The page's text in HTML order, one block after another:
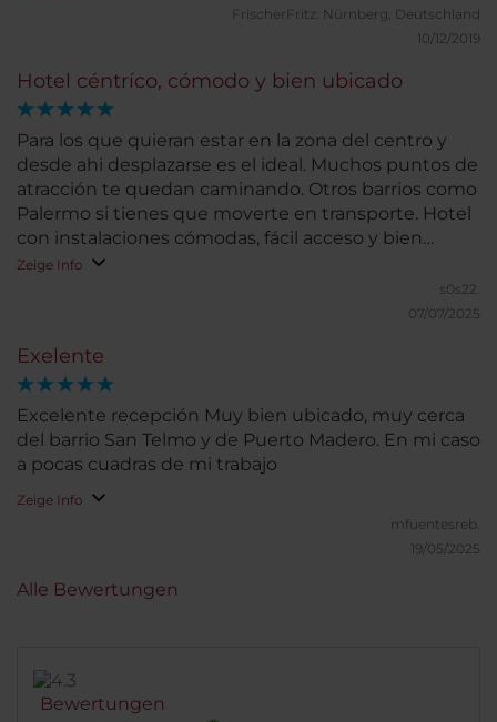
FrischerFritz. Nürnberg, Deutschland
10/12/2019
Hotel céntríco, cómodo y bien ubicado
Para los que quieran estar en la zona del centro y
desde ahi desplazarse es el ideal. Muchos puntos de
atracción te quedan caminando. Otros barrios como
Palermo si tienes que moverte en transporte. Hotel
con instalaciones cómodas, fácil acceso y bien
ubicado en la zona céntrica de Buenos Aires
Zeige Info
s0s22.
07/07/2025
Exelente
Excelente recepción Muy bien ubicado, muy cerca
del barrio San Telmo y de Puerto Madero. En mi caso
a pocas cuadras de mi trabajo
Zeige Info
mfuentesreb.
19/05/2025
Bewertungen
Alle Bewertungen